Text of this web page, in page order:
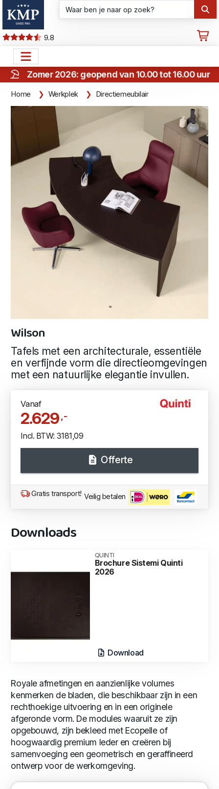
9.8
Zomer 2026: geopend van 10.00 tot 16.00 uur
Home Werkplek Directiemeubilair
Wilson
Tafels met een architecturale, essentiële
en verfijnde vorm die directieomgevingen
met een natuurlijke elegantie invullen.
Vanaf
2.629,-
Incl. BTW: 3181,09
Offerte
Gratis transport! Veilig betalen
Downloads
QUINTI
Brochure Sistemi Quinti
2026
Download
Royale afmetingen en aanzienlijke volumes
kenmerken de bladen, die beschikbaar zijn in een
rechthoekige uitvoering en in een originele
afgeronde vorm. De modules waaruit ze zijn
opgebouwd, zijn bekleed met Ecopelle of
hoogwaardig premium leder en creëren bij
samenvoeging een geometrisch en geraffineerd
ontwerp voor de werkomgeving.